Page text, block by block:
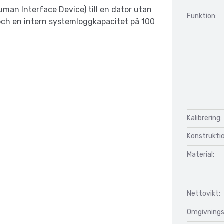
Interface Device) till en dator utan
en intern systemloggkapacitet på 100
Funktion:
Kalibrering:
Material:
Nettovikt: